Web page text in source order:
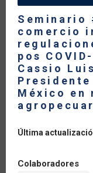
Seminario
comercio
pos
Cassio
México en
Última
Colaboradores